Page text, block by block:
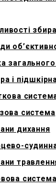
і
система
дихання
система